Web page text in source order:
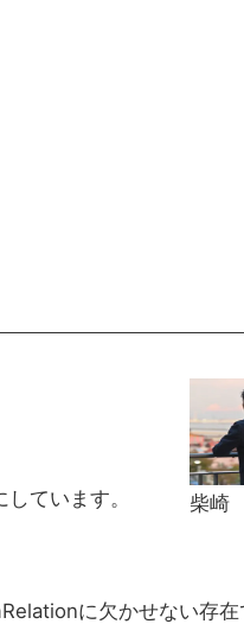
柴崎
ています。
に欠かせない存在